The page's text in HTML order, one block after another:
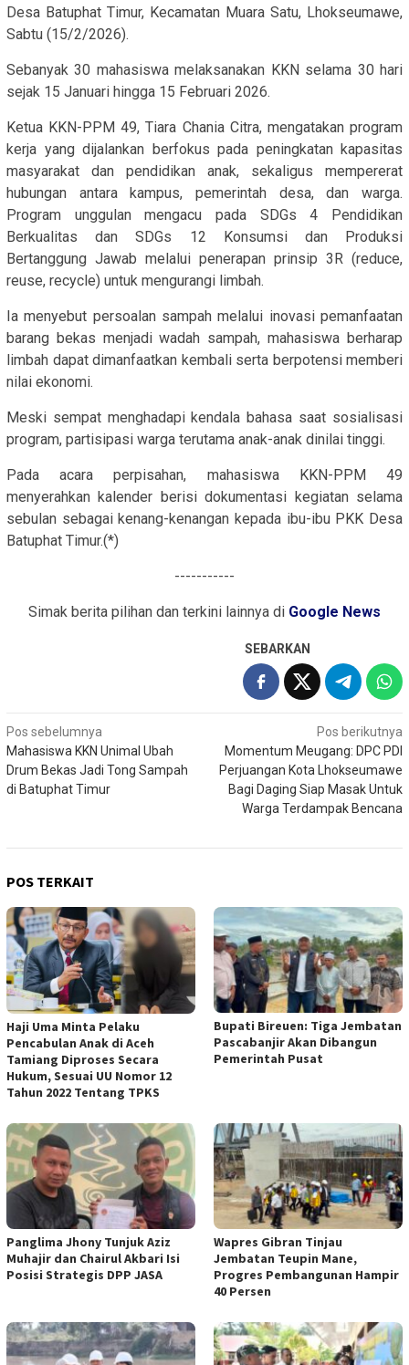
Desa Batuphat Timur, Kecamatan Muara Satu, Lhokseumawe,
Sabtu (15/2/2026).
Sebanyak 30 mahasiswa melaksanakan KKN selama 30 hari
sejak 15 Januari hingga 15 Februari 2026.
Ketua KKN-PPM 49, Tiara Chania Citra, mengatakan program
kerja yang dijalankan berfokus pada peningkatan kapasitas
masyarakat dan pendidikan anak, sekaligus mempererat
hubungan antara kampus, pemerintah desa, dan warga.
Program unggulan mengacu pada SDGs 4 Pendidikan
Berkualitas dan SDGs 12 Konsumsi dan Produksi
Bertanggung Jawab melalui penerapan prinsip 3R (reduce,
reuse, recycle) untuk mengurangi limbah.
Ia menyebut persoalan sampah melalui inovasi pemanfaatan
barang bekas menjadi wadah sampah, mahasiswa berharap
limbah dapat dimanfaatkan kembali serta berpotensi memberi
nilai ekonomi.
Meski sempat menghadapi kendala bahasa saat sosialisasi
program, partisipasi warga terutama anak-anak dinilai tinggi.
Pada acara perpisahan, mahasiswa KKN-PPM 49
menyerahkan kalender berisi dokumentasi kegiatan selama
sebulan sebagai kenang-kenangan kepada ibu-ibu PKK Desa
Batuphat Timur.(*)
-----------
Simak berita pilihan dan terkini lainnya di Google News
SEBARKAN
Navigasi
pos
Pos sebelumnya
Mahasiswa KKN Unimal Ubah
Drum Bekas Jadi Tong Sampah
di Batuphat Timur
Pos berikutnya
Momentum Meugang: DPC PDI
Perjuangan Kota Lhokseumawe
Bagi Daging Siap Masak Untuk
Warga Terdampak Bencana
POS TERKAIT
Haji Uma Minta Pelaku
Pencabulan Anak di Aceh
Tamiang Diproses Secara
Hukum, Sesuai UU Nomor 12
Tahun 2022 Tentang TPKS
Bupati Bireuen: Tiga Jembatan
Pascabanjir Akan Dibangun
Pemerintah Pusat
Panglima Jhony Tunjuk Aziz
Muhajir dan Chairul Akbari Isi
Posisi Strategis DPP JASA
Wapres Gibran Tinjau
Jembatan Teupin Mane,
Progres Pembangunan Hampir
40 Persen